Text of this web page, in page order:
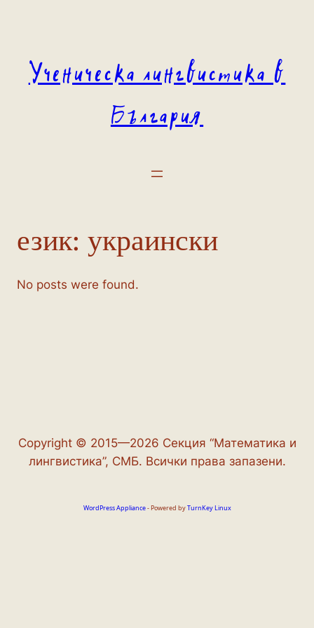
Ученическа лингвистика в
България
език: украински
No posts were found.
Copyright © 2015—2026 Секция “Математика и
лингвистика”, СМБ. Всички права запазени.
WordPress Appliance- Powered byTurnKey Linux